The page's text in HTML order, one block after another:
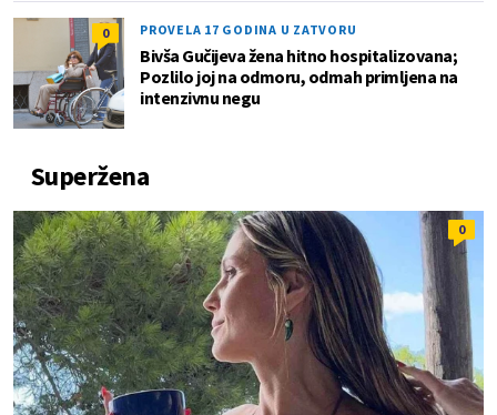
0 PROVELA 17 GODINA U ZATVORU
Bivša Gučijeva žena hitno hospitalizovana;
Pozlilo joj na odmoru, odmah primljena na
intenzivnu negu
Superžena
0